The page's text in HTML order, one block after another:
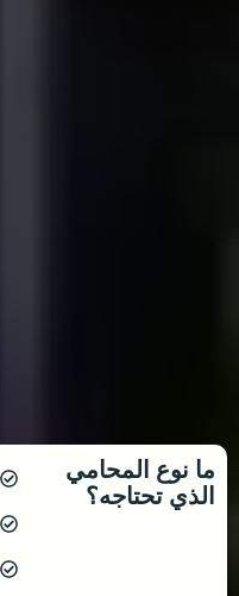
ما نوع المحامي
الذي تحتاجه؟